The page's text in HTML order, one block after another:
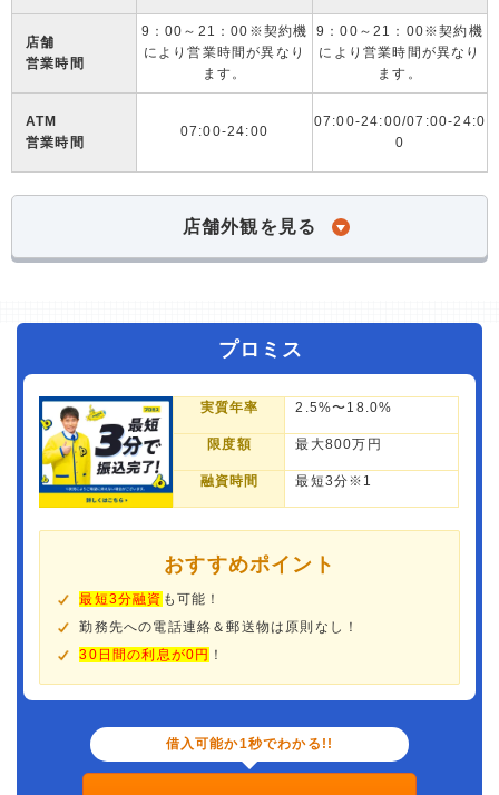
店舗
営業時間
9：00～21：00※契約機
により営業時間が異なり
ます。
9：00～21：00※契約機
により営業時間が異なり
ます。
ATM
営業時間
07:00-24:00
07:00-24:00/07:00-24:0
0
店舗外観を見る
プロミス
実質年率 2.5%〜18.0%
限度額 最大800万円
融資時間 最短3分※1
おすすめポイント
最短3分融資 も可能！
勤務先への電話連絡＆郵送物は原則なし！
30日間の利息が0円 ！
借入可能か1秒でわかる!!